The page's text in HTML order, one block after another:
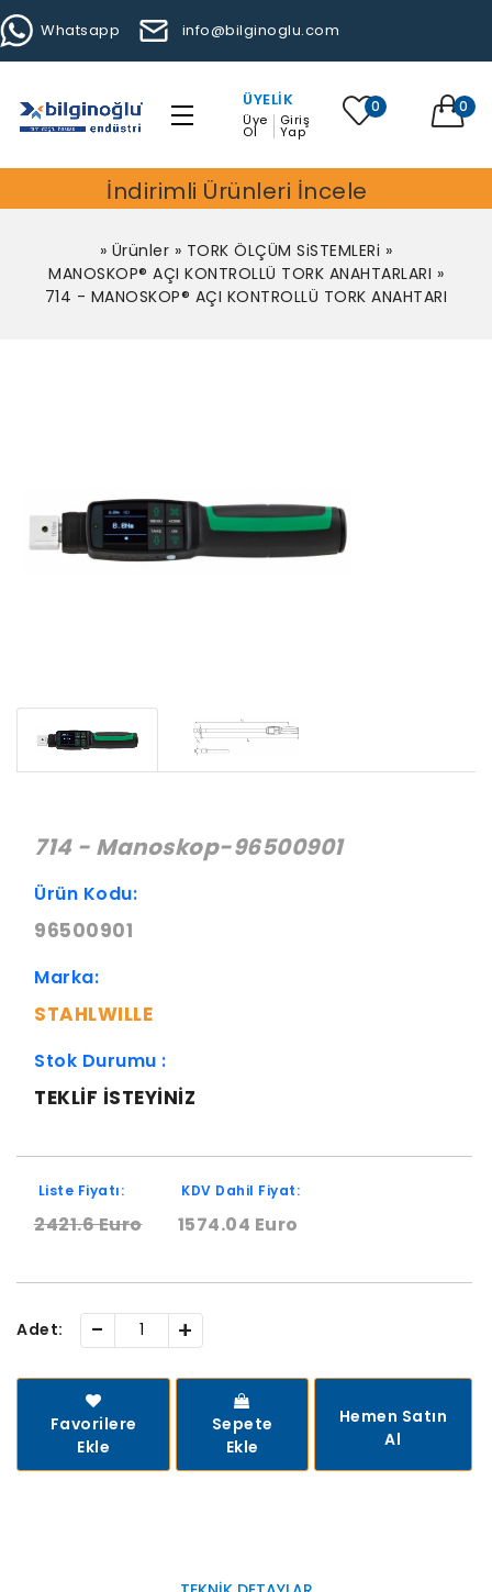
Whatsapp info@bilginoglu.com
ÜYELIK
Üye
Ol
Giriş
Yap
0 0
İndirimli Ürünleri İncele
» Ürünler » TORK ÖLÇÜM SiSTEMLERi »
MANOSKOP® AÇI KONTROLLÜ TORK ANAHTARLARI »
714 - MANOSKOP® AÇI KONTROLLÜ TORK ANAHTARI
714 - Manoskop-96500901
Ürün Kodu:
96500901
Marka:
STAHLWILLE
Stok Durumu :
TEKLIF ISTEYINIZ
Liste Fiyatı:
2421.6 Euro
KDV Dahil Fiyat:
1574.04 Euro
Adet: - +
Favorilere
Ekle
Sepete
Ekle
Hemen Satın
Al